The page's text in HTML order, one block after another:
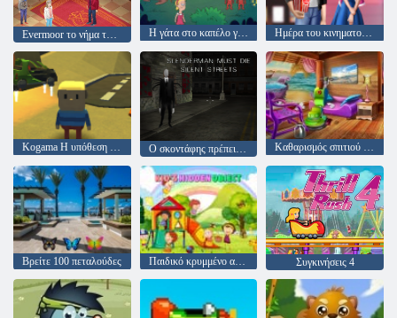
Η γάτα στο καπέλο γνωρίζει πολλά γι 'αυτό! ώρα στρατόπεδο Ημέρα του κινηματογράφου του Αγίου Βαλεντίνου
Kogama Η υπόθεση Ghost σπίτι Καθαρισμός σπιτιού στην παραλία
Βρείτε 100 πεταλούδες Παιδικό κρυμμένο αντικείμενο Συγκινήσεις 4